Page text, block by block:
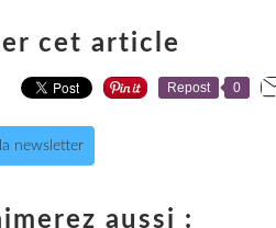
cet article
Repost 0
newsletter
aussi :